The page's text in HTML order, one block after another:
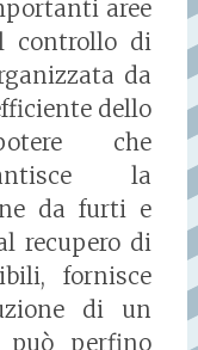
aree
controllo di
da
dello
che
la
da furti e
recupero di
fornisce
di un
può perfino